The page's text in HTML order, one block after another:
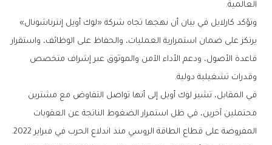
العالمية.
وتؤكد كارلايل في بيان أن نهجها تجاه شركة «لوك أويل إنترناشونال»
يرتكز على ضمان استمرارية العمليات، والحفاظ على الوظائف، واستقرار
قاعدة الأصول، ودعم الأداء الآمن والموثوق عبر إشراف متخصص
وقدرات تشغيلية دولية.
في المقابل، تشير لوك أويل إلى أنها تواصل التفاوض مع مشترين
محتملين آخرين، في ظل استمرار الضغوط الناتجة عن العقوبات
المفروضة على قطاع الطاقة الروسي منذ اندلاع الحرب في فبراير 2022.